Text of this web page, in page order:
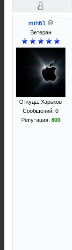
mih61
Ветеран
Откуда: Харьков
Сообщений: 0
Репутация: 800